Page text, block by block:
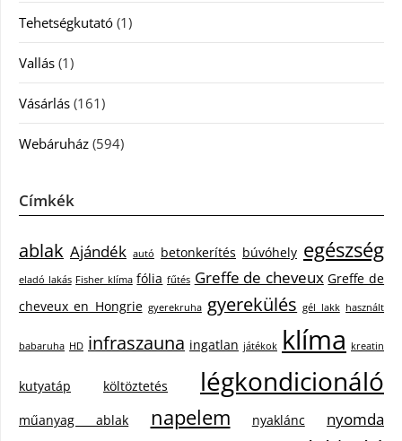
Tehetségkutató (1)
Vallás (1)
Vásárlás (161)
Webáruház (594)
Címkék
ablak Ajándék autó betonkerítés búvóhely egészség
eladó lakás Fisher klíma fólia fűtés Greffe de cheveux Greffe de
cheveux en Hongrie gyerekruha gyerekülés gél lakk használt
babaruha HD infraszauna ingatlan játékok klíma kreatin
kutyatáp költöztetés légkondicionáló
műanyag ablak napelem nyaklánc nyomda